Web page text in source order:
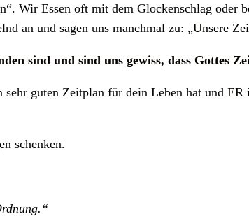
Wir Essen oft mit dem Glockenschlag oder
an und sagen uns manchmal zu: „Unsere
sind und sind uns gewiss, dass Gottes
sehr guten Zeitplan für dein Leben hat und
schenken.